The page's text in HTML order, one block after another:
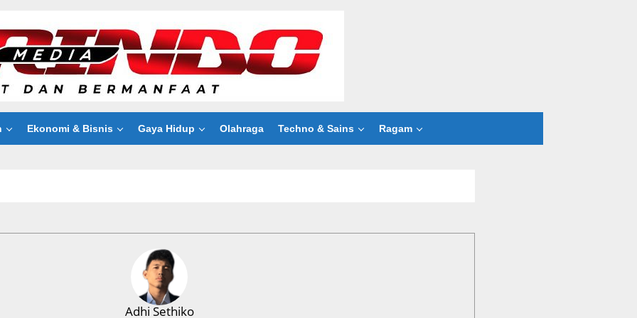
Ekonomi & Bisnis Gaya Hidup Olahraga Techno & Sains Ragam
Adhi Sethiko